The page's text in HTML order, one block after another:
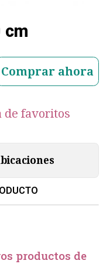
cm
Comprar ahora
de favoritos
productos de